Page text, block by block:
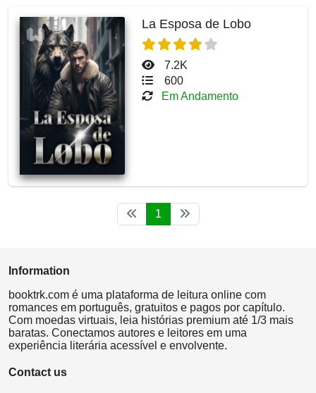
La Esposa de Lobo
7.2K
600
Em Andamento
1
Information
booktrk.com é uma plataforma de leitura online com
romances em português, gratuitos e pagos por capítulo.
Com moedas virtuais, leia histórias premium até 1/3 mais
baratas. Conectamos autores e leitores em uma
experiência literária acessível e envolvente.
Contact us